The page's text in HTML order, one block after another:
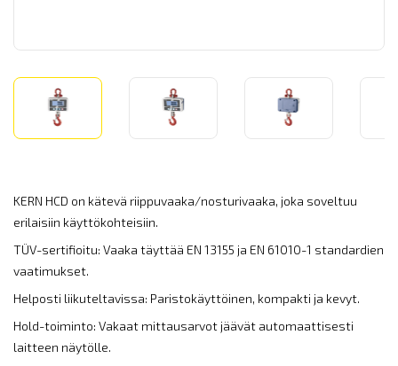
KERN HCD on kätevä riippuvaaka/nosturivaaka, joka soveltuu
erilaisiin käyttökohteisiin.
TÜV-sertifioitu: Vaaka täyttää EN 13155 ja EN 61010-1 standardien
vaatimukset.
Helposti liikuteltavissa: Paristokäyttöinen, kompakti ja kevyt.
Hold-toiminto: Vakaat mittausarvot jäävät automaattisesti
laitteen näytölle.